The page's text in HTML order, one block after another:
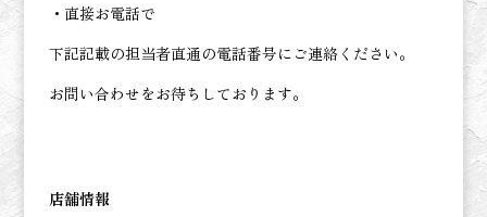
・直接お電話で
下記記載の担当者直通の電話番号にご連絡ください。
お問い合わせをお待ちしております。
店舗情報